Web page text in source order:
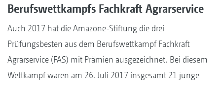
Berufswettkampfs Fachkraft Agrarservice
Auch 2017 hat die Amazone-Stiftung die drei
Prüfungsbesten aus dem Berufswettkampf Fachkraft
Agrarservice (FAS) mit Prämien ausgezeichnet. Bei diesem
Wettkampf waren am 26. Juli 2017 insgesamt 21 junge